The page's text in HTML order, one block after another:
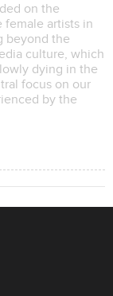
on the
artists in
beyond the
culture, which
dying in the
focus on our
by the